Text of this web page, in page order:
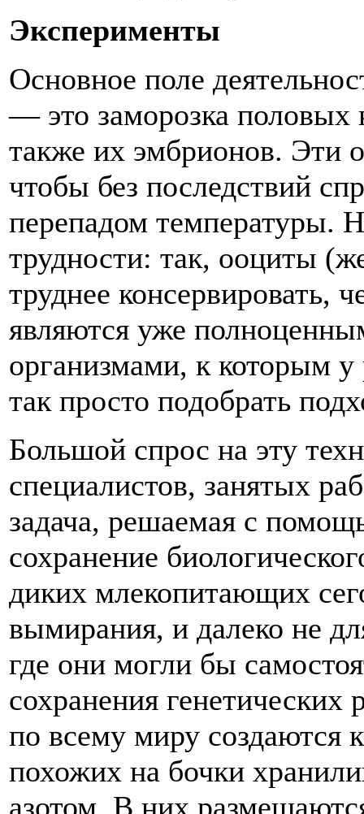
Эксперименты
Основное поле
— это заморозка половых
также их эмбрионов. Эти
чтобы без последствий
перепадом температуры.
трудности: так, ооциты
труднее консервировать,
являются уже
организмами, к которым
так просто подобрать
Большой спрос на эту
специалистов, занятых
задача, решаемая с
сохранение
диких млекопитающих
вымирания, и далеко не
где они могли бы
сохранения
по всему миру
похожих на бочки
азотом. В них